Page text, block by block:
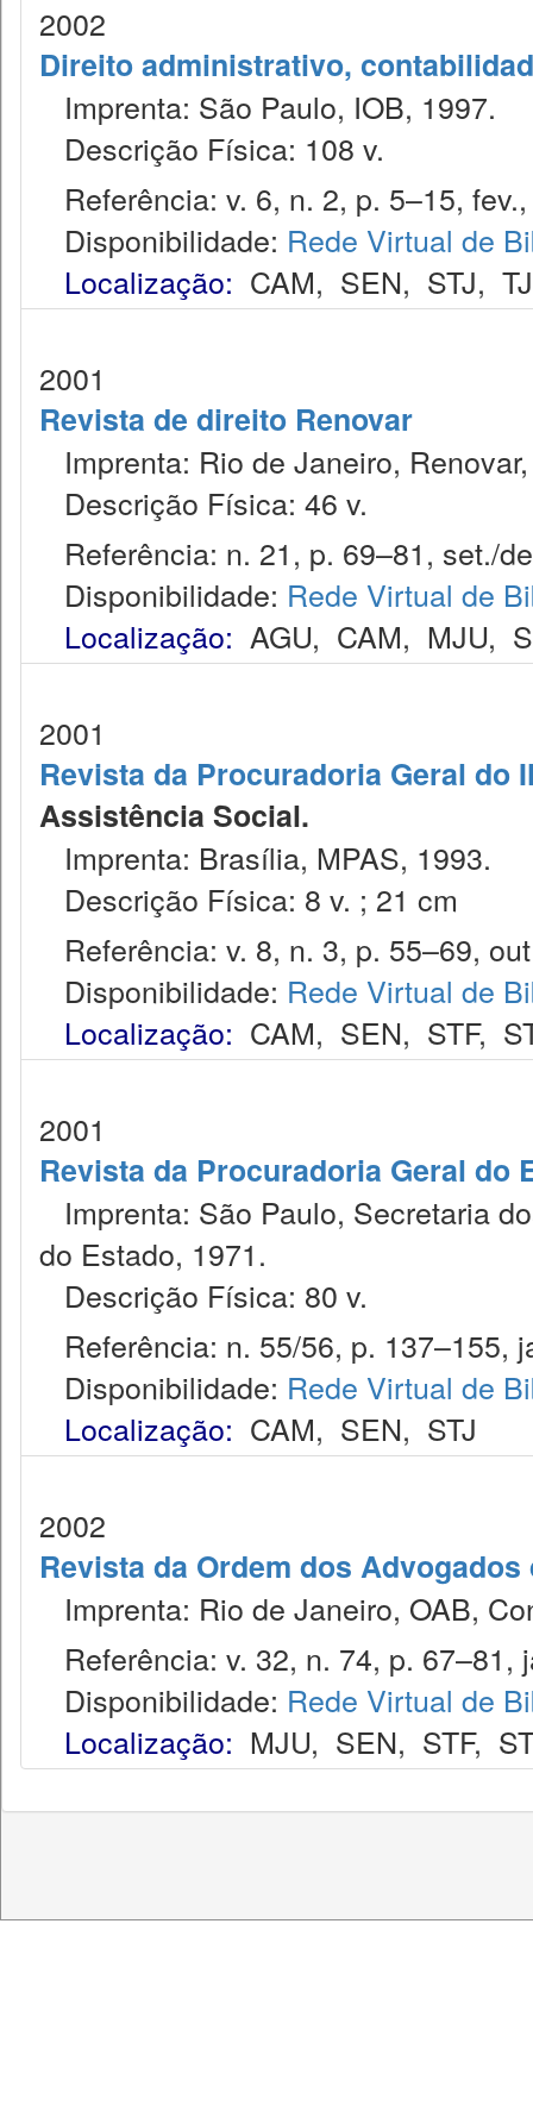
2002
Direito administrativo,
Imprenta: São Paulo, IOB, 1997.
Descrição Física: 108 v.
Referência: v. 6, n. 2, p. 5–15,
Disponibilidade: Rede Virtual de
Localização: CAM, SEN, STJ,
2001
Revista de direito Renovar
Imprenta: Rio de Janeiro,
Descrição Física: 46 v.
Referência: n. 21, p. 69–81, set./
Disponibilidade: Rede Virtual de
Localização: AGU, CAM, MJU,
2001
Revista da Procuradoria Geral do
Assistência Social.
Imprenta: Brasília, MPAS, 1993.
Descrição Física: 8 v. ; 21 cm
Referência: v. 8, n. 3, p. 55–69,
Disponibilidade: Rede Virtual de
Localização: CAM, SEN, STF,
2001
Revista da Procuradoria Geral do
Imprenta: São Paulo, Secretaria
do Estado, 1971.
Descrição Física: 80 v.
Referência: n. 55/56, p. 137–155,
Disponibilidade: Rede Virtual de
Localização: CAM, SEN, STJ
2002
Revista da Ordem dos
Imprenta: Rio de Janeiro, OAB,
Referência: v. 32, n. 74, p. 67–81,
Disponibilidade: Rede Virtual de
Localização: MJU, SEN, STF,